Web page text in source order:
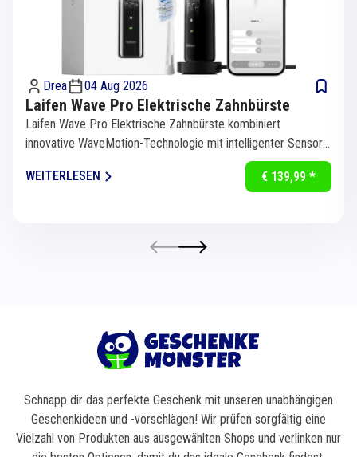
Drea 04 Aug 2026
Laifen Wave Pro Elektrische Zahnbürste
Laifen Wave Pro Elektrische Zahnbürste kombiniert
innovative WaveMotion-Technologie mit intelligenter Sensorik
WEITERLESEN
€ 139,99 *
Schnapp dir das perfekte Geschenk mit unseren unabhängigen
Geschenkideen und -vorschlägen! Wir prüfen sorgfältig eine
Vielzahl von Produkten aus ausgewählten Shops und verlinken nur